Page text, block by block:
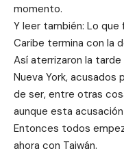
momento.
Y leer también: Lo
Caribe termina con la
Así aterrizaron la
Nueva York, acusados
de ser, entre otras
aunque esta
Entonces todos
ahora con Taiwán.